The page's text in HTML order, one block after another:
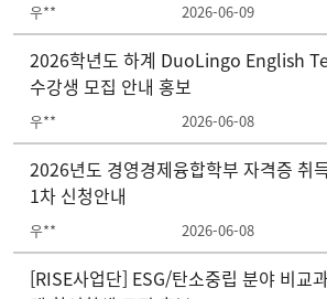
우** 2026-06-09
2026학년도 하계 DuoLingo English
수강생 모집 안내 홍보
우** 2026-06-08
2026년도 경영경제융합학부 자격증 취
1차 신청안내
우** 2026-06-08
[RISE사업단] ESG/탄소중립 분야 비교